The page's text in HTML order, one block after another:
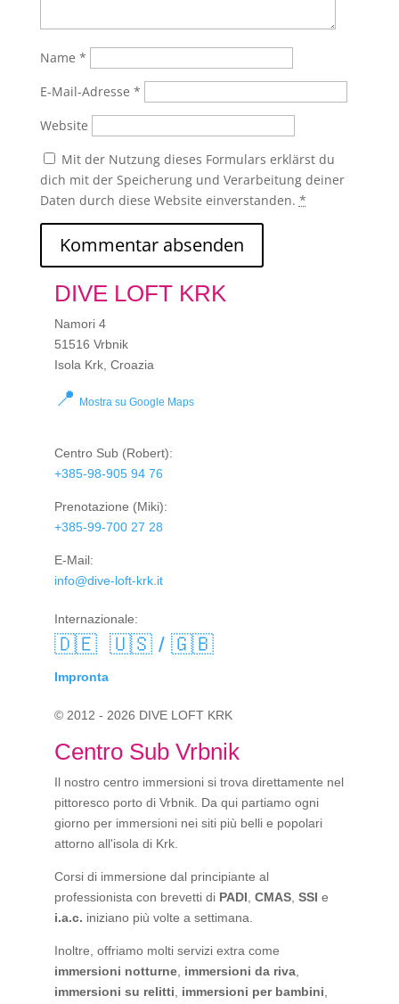
Name *
E-Mail-Adresse *
Website
Mit der Nutzung dieses Formulars erklärst du
dich mit der Speicherung und Verarbeitung deiner
Daten durch diese Website einverstanden. *
DIVE LOFT KRK
Namori 4
51516 Vrbnik
Isola Krk, Croazia
📍 Mostra su Google Maps
Centro Sub(Robert):
+385-98-905 94 76
Prenotazione (Miki):
+385-99-700 27 28
E-Mail:
info@dive-loft-krk.it
Internazionale:
🇩🇪 🇺🇸 / 🇬🇧
Impronta
© 2012 - 2026 DIVE LOFT KRK
Centro Sub Vrbnik
Il nostro centro immersioni si trova direttamente nel
pittoresco porto di Vrbnik. Da qui partiamo ogni
giorno per immersioni nei siti più belli e popolari
attorno all'isola di Krk.
Corsi di immersione dal principiante al
professionista con brevetti di PADI CMAS, SSI e
i.a.c. iniziano più volte a settimana.
Inoltre, offriamo molti servizi extra come
immersioni notturne, immersioni da riva,
immersioni su relitti
immersioni per bambini